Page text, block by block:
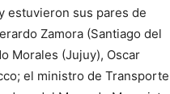
estuvieron sus pares de
Zamora (Santiago del
Morales (Jujuy), Oscar
el ministro de Transporte